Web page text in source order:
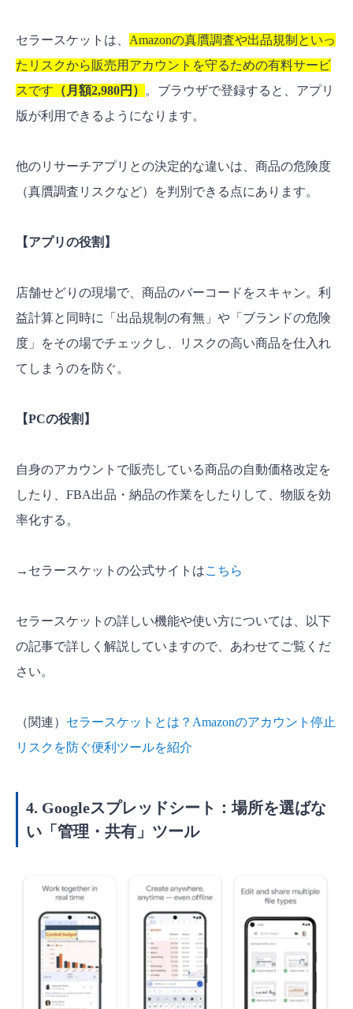
セラースケットは、 Amazonの真贋調査や出品規制といっ
たリスクから販売用アカウントを守るための有料サービ
スです （ 月額2,980円 ）
。ブラウザで登録すると、アプリ
版が利用できるようになります。
他のリサーチアプリとの決定的な違いは、商品の危険度
（真贋調査リスクなど）を判別できる点にあります。
【アプリの役割】
店舗せどりの現場で、商品のバーコードをスキャン。利
益計算と同時に「出品規制の有無」や「ブランドの危険
度」をその場でチェックし、リスクの高い商品を仕入れ
てしまうのを防ぐ。
【PCの役割】
自身のアカウントで販売している商品の自動価格改定を
したり、FBA出品・納品の作業をしたりして、物販を効
率化する。
→セラースケットの公式サイトはこちら
セラースケットの詳しい機能や使い方については、以下
の記事で詳しく解説していますので、あわせてご覧くだ
さい。
（関連） セラースケットとは？Amazonのアカウント停止
リスクを防ぐ便利ツールを紹介
4. Googleスプレッドシート：場所を選ばな
い「管理・共有」ツール